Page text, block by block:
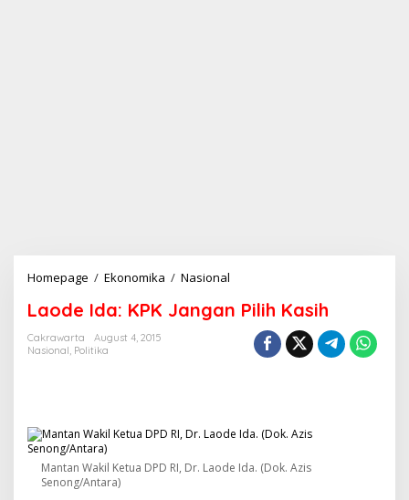
Homepage / Ekonomika / Nasional
o
P
J
Laode Ida: KPK Jangan Pilih Kasih
Cakrawarta
August 4, 2015
Nasional, Politika
Mantan Wakil Ketua DPD RI, Dr. Laode Ida. (Dok. Azis
Senong/Antara)